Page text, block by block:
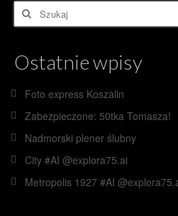
Szuklaj
w:
Ostatnie wpisy
Foto express Koszalin
Zabezpieczone: 50tka Tomasza!
Nadmorski plener ślubny
City #AI @explora75.ai
Metropolis 1927 #AI